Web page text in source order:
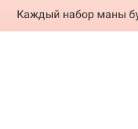
Каждый набор маны